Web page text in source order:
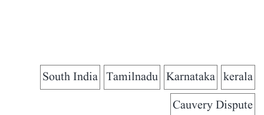
kerala
Karnataka
Tamilnadu
South India
Cauvery Dispute